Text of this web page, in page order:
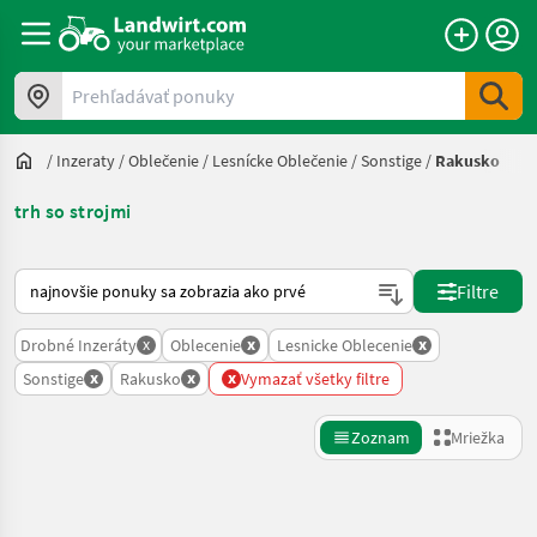
Prehľadávať ponuky
/ Inzeraty /Oblečenie / Lesnícke Oblečenie /Sonstige / Rakusko
trh so strojmi
Takto sa vykonáva triedenie na Landwirt.com
Filtre
Drobné Inzeráty x Oblecenie x Lesnicke Oblecenie x
Sonstige x Rakusko x x Vymazať všetky filtre
Zoznam Mriežka